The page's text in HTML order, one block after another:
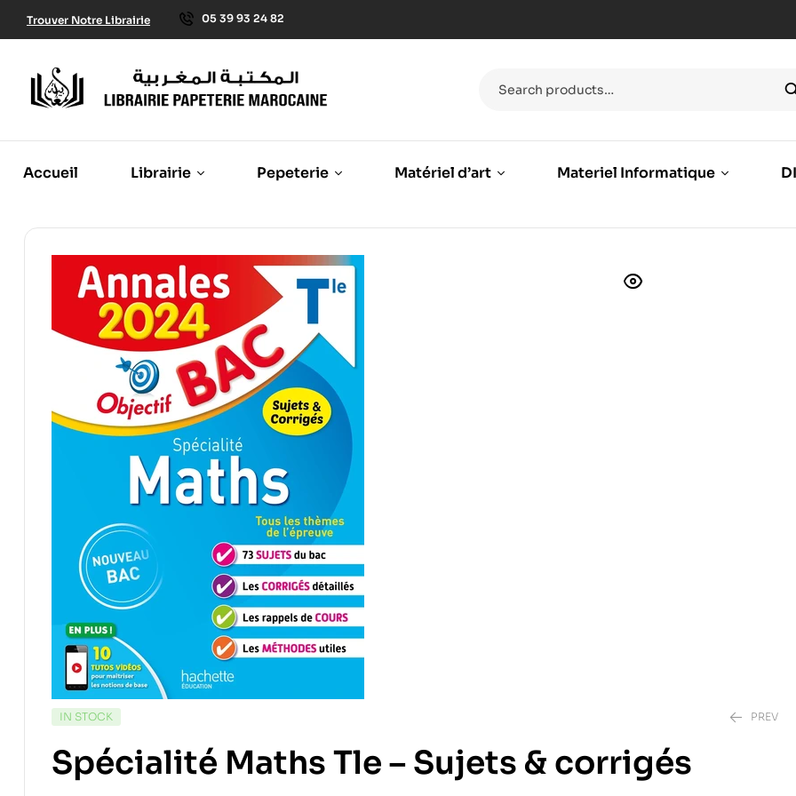
Trouver Notre Librairie 05 39 93 24 82
Accueil Librairie Pepeterie Matériel d’art Materiel Informatique
IN STOCK PREV
Spécialité Maths Tle – Sujets & corrigés